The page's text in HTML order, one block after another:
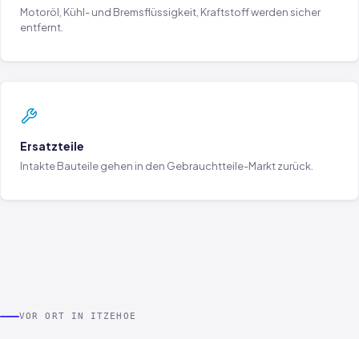
Motoröl, Kühl- und Bremsflüssigkeit, Kraftstoff werden sicher
entfernt.
Ersatzteile
Intakte Bauteile gehen in den Gebrauchtteile-Markt zurück.
VOR ORT IN ITZEHOE